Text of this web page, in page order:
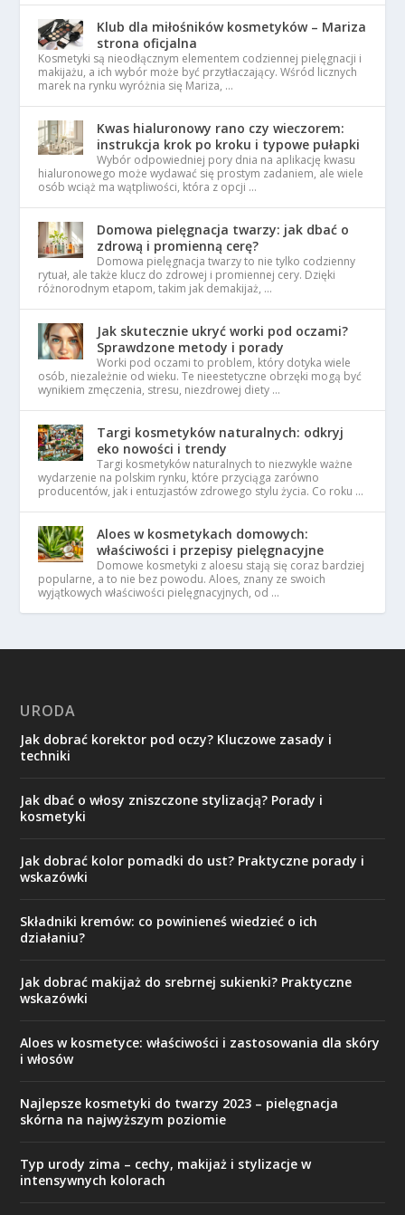
Klub dla miłośników kosmetyków – Mariza
strona oficjalna
Kosmetyki są nieodłącznym elementem codziennej pielęgnacji i
makijażu, a ich wybór może być przytłaczający. Wśród licznych
marek na rynku wyróżnia się Mariza, …
Kwas hialuronowy rano czy wieczorem:
instrukcja krok po kroku i typowe pułapki
Wybór odpowiedniej pory dnia na aplikację kwasu
hialuronowego może wydawać się prostym zadaniem, ale wiele
osób wciąż ma wątpliwości, która z opcji …
Domowa pielęgnacja twarzy: jak dbać o
zdrową i promienną cerę?
Domowa pielęgnacja twarzy to nie tylko codzienny
rytuał, ale także klucz do zdrowej i promiennej cery. Dzięki
różnorodnym etapom, takim jak demakijaż, …
Jak skutecznie ukryć worki pod oczami?
Sprawdzone metody i porady
Worki pod oczami to problem, który dotyka wiele
osób, niezależnie od wieku. Te nieestetyczne obrzęki mogą być
wynikiem zmęczenia, stresu, niezdrowej diety …
Targi kosmetyków naturalnych: odkryj
eko nowości i trendy
Targi kosmetyków naturalnych to niezwykle ważne
wydarzenie na polskim rynku, które przyciąga zarówno
producentów, jak i entuzjastów zdrowego stylu życia. Co roku …
Aloes w kosmetykach domowych:
właściwości i przepisy pielęgnacyjne
Domowe kosmetyki z aloesu stają się coraz bardziej
popularne, a to nie bez powodu. Aloes, znany ze swoich
wyjątkowych właściwości pielęgnacyjnych, od …
URODA
Jak dobrać korektor pod oczy? Kluczowe zasady i
techniki
Jak dbać o włosy zniszczone stylizacją? Porady i
kosmetyki
Jak dobrać kolor pomadki do ust? Praktyczne porady i
wskazówki
Składniki kremów: co powinieneś wiedzieć o ich
działaniu?
Jak dobrać makijaż do srebrnej sukienki? Praktyczne
wskazówki
Aloes w kosmetyce: właściwości i zastosowania dla skóry
i włosów
Najlepsze kosmetyki do twarzy 2023 – pielęgnacja
skórna na najwyższym poziomie
Typ urody zima – cechy, makijaż i stylizacje w
intensywnych kolorach